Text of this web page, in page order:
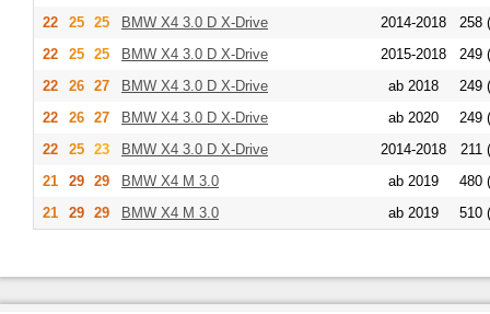
22
25 25 BMW X4 3.0 D X-Drive 2014-2018
258
22
25 25 BMW X4 3.0 D X-Drive 2015-2018
249
22
26 27 BMW X4 3.0 D X-Drive ab 2018
249
22
26 27 BMW X4 3.0 D X-Drive ab 2020
249
22
25 23 BMW X4 3.0 D X-Drive 2014-2018
211
21
29 29 BMW X4 M 3.0 ab 2019
480
21
29 29 BMW X4 M 3.0 ab 2019 510